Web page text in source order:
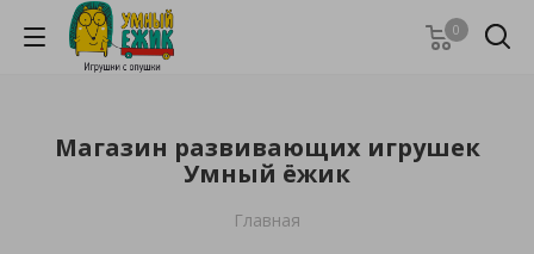
0
Магазин развивающих игрушек
Умный ёжик
Главная